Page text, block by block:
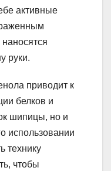
активные
руки.
приводит к
белков и
шипицы, но и
использовании
технику
чтобы